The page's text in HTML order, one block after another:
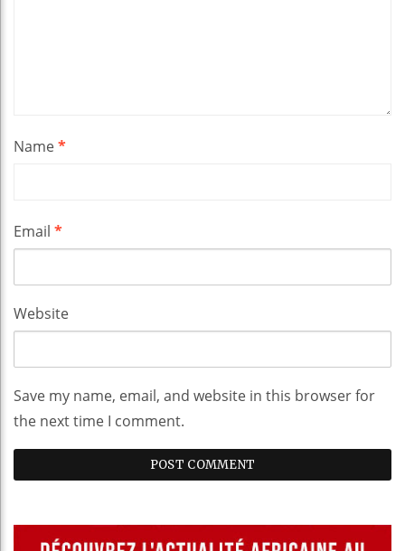
Name*
Email *
Website
Save my name, email, and website in this browser for
the next time I comment.